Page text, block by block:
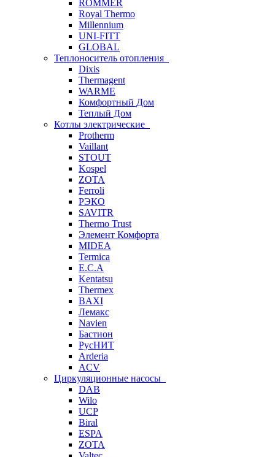
ROMMER
Royal Thermo
Millennium
UNI-FITT
GLOBAL
Теплоноситель отопления
Dixis
Thermagent
WARME
Комфортный Дом
Теплый Дом
Котлы электрические
Protherm
Vaillant
STOUT
Kospel
ZOTA
Ferroli
РЭКО
SAVITR
Thermo Trust
Элемент Комфорта
MIDEA
Termica
E.C.A
Kentatsu
Thermex
BAXI
Лемакс
Navien
Бастион
РусНИТ
Arderia
ACV
Циркуляционные насосы
DAB
Wilo
UCP
Biral
ESPA
ZOTA